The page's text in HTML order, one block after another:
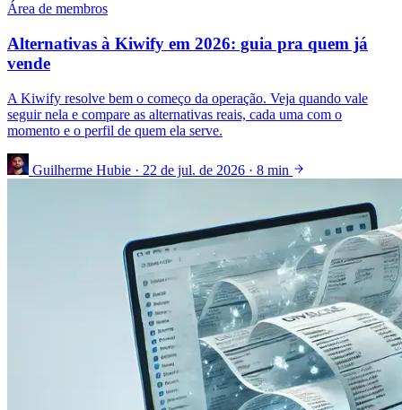
Área de membros
Alternativas à Kiwify em 2026: guia pra quem já
vende
A Kiwify resolve bem o começo da operação. Veja quando vale
seguir nela e compare as alternativas reais, cada uma com o
momento e o perfil de quem ela serve.
Guilherme Hubie · 22 de jul. de 2026 · 8 min